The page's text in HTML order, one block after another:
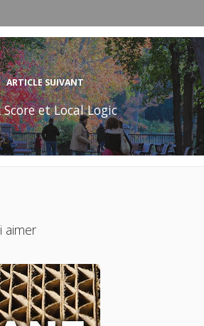
ARTICLE SUIVANT
Score et Local Logic
aimer